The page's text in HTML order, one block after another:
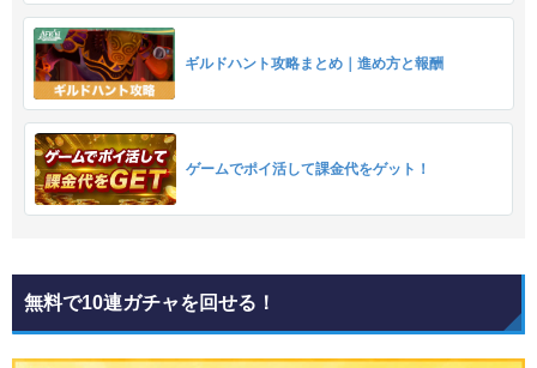
ギルドハント攻略まとめ｜進め方と報酬
ゲームでポイ活して課金代をゲット！
無料で10連ガチャを回せる！